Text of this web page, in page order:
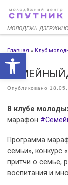
Перейти к
МОЛОДЕЖЬ
Главная » Клуб
Опубликовано
В клубе
марафон
Программа
семьи», конкурс
притчи о семье,
воспитания и